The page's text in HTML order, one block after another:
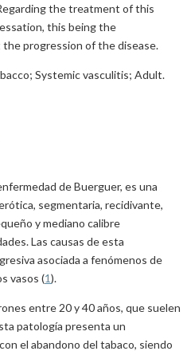
the treatment of this
this being the
progression of the disease.
Systemic vasculitis; Adult.
de Buerguer, es una
segmentaria, recidivante,
y mediano calibre
Las causas de esta
asociada a fenómenos de
vasos (1).
entre 20 y 40 años, que suelen
patología presenta un
el abandono del tabaco, siendo